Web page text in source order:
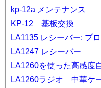
kp-12a メンテナンス
KP-12 基板交換
LA1135 レシーバー: プ
LA1247 レシーバー
LA1260を使った高感度
LA1260ラジオ 中華ケ